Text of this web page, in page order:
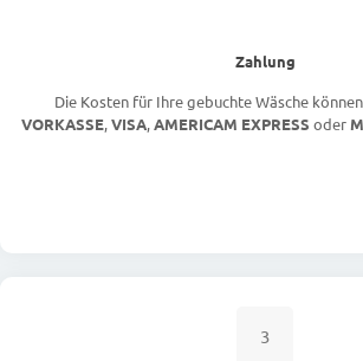
Zahlung
Die Kosten für Ihre gebuchte Wäsche
VORKASSE,VISA,AMERICAM EXPRESS oder
3